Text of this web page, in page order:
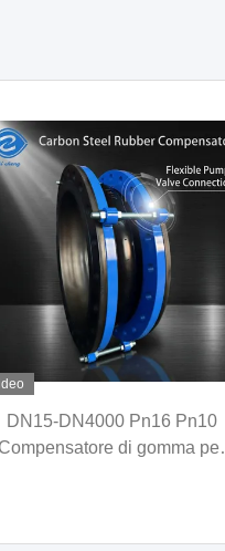
video
Collegamento con giunto di
espansione a fianco